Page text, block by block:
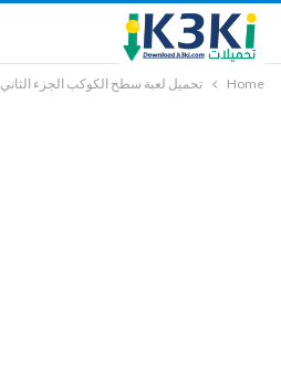
Home تحميل لعبة سطح الكوكب الجزء الثاني download PlanetSide2